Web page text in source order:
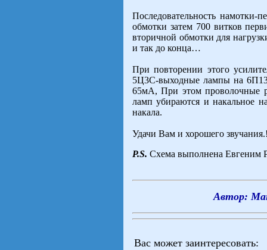
Последовательность намотки-
обмотки затем 700 витков
вторичной обмотки для
и так до конца…
При повторении этого
5Ц3С-выходные лампы на
65мА, При этом проволочные
ламп убираются и накальное
накала.
Удачи Вам и хорошего
P.S. Cхема выполнена Евгеним
Автор:
Вас может заинтересовать: